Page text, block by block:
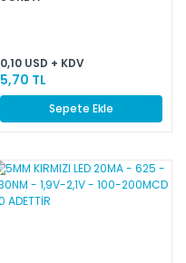
0,10 USD + KDV
5,70 TL
Sepete Ekle